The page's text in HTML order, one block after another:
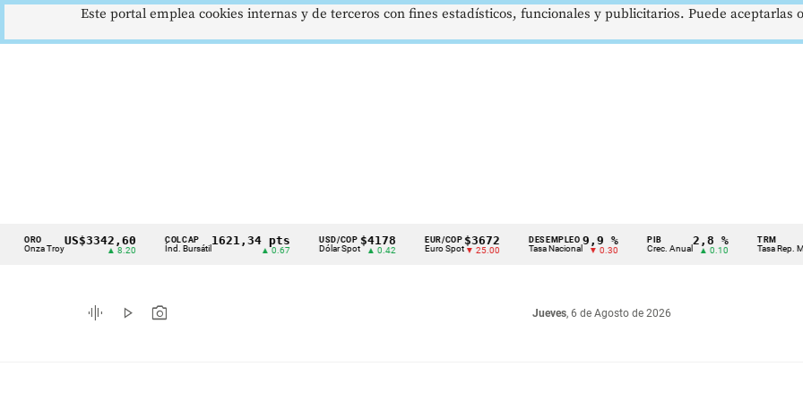
Cintillo
indicadores
económicos
Troy
US$3342,60 COLCAP
Índ. Bursátil
1621,34 pts USD/COP
Dólar Spot
$4178
▲ 0.42
EUR/COP
Euro Spot
$3672
▼ 25.00
DESEMPLEO
Tasa Nacional
9,9 %
▼ 0.30
PIB
Crec. Anual
2,8 %
▲ 0.10
TRM
Tasa Rep. Moneda
graphic_eq play_arrow photo_camera Jueves, 6 de Agosto de 2026
Este portal emplea cookies internas y de terceros con fines estadísticos, funcionales y publicitarios. Puede aceptarlas